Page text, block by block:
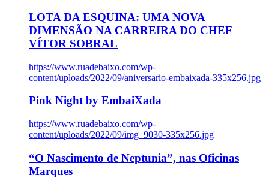
LOTA DA ESQUINA: UMA NOVA
DIMENSÃO NA CARREIRA DO CHEF
VÍTOR SOBRAL
https://www.ruadebaixo.com/wp-
content/uploads/2022/09/aniversario-embaixada-335x256.jpg
Pink Night by EmbaiXada
https://www.ruadebaixo.com/wp-
content/uploads/2022/09/img_9030-335x256.jpg
“O Nascimento de Neptunia”, nas Oficinas
Marques